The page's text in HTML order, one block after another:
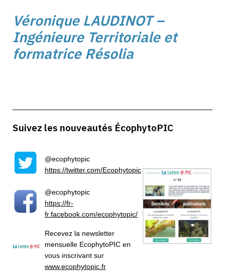
VéroniqueLAUDINOT –
Ingénieure Territoriale et
formatrice Résolia
Suivez les nouveautés ÉcophytoPIC
@ecophytopic
https://twitter.com/Ecophytopic
@ecophytopic
https://fr-
fr.facebook.com/ecophytopic/
Recevez la newsletter
mensuelle EcophytoPIC en
vous inscrivant sur
www.ecophytopic.fr